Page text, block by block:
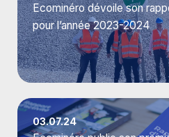
Ecominéro dévoile son
pour l’année 2023-2024
03.07.24